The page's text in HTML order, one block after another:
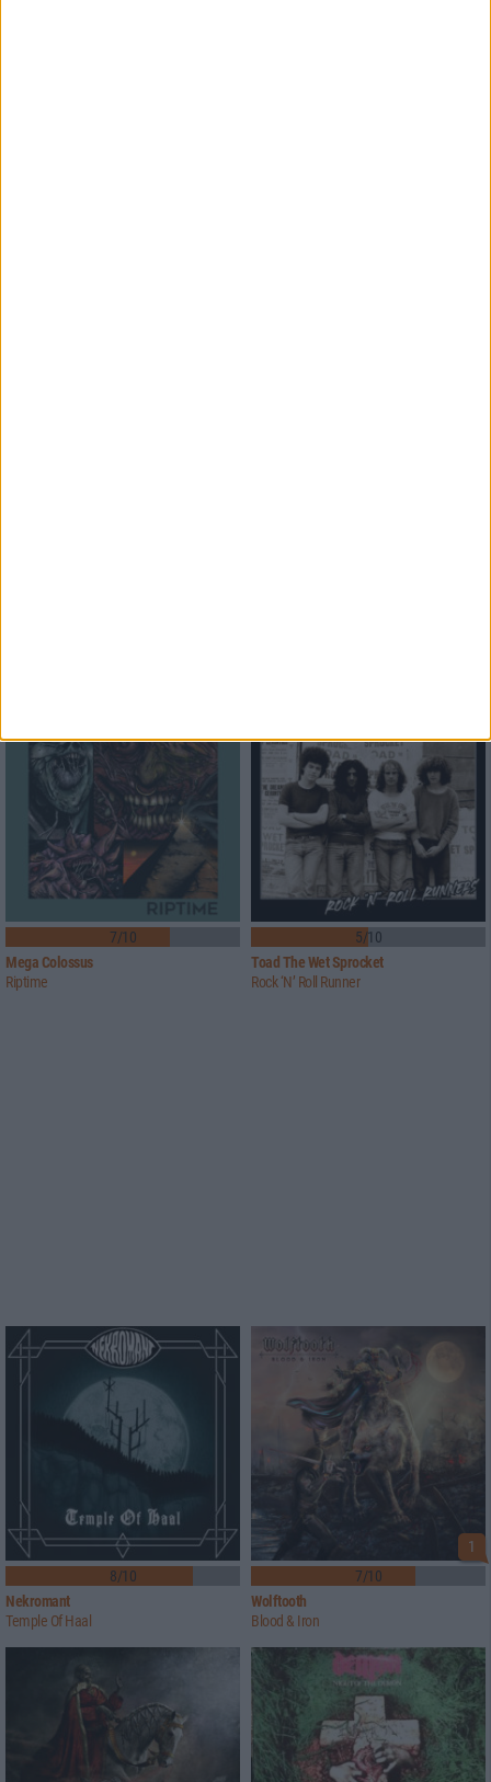
7/10
Mega Colossus
Riptime
5/10
Toad The Wet Sprocket
Rock ‘N’ Roll Runner
8/10
Nekromant
Temple Of Haal
1
7/10
Wolftooth
Blood & Iron